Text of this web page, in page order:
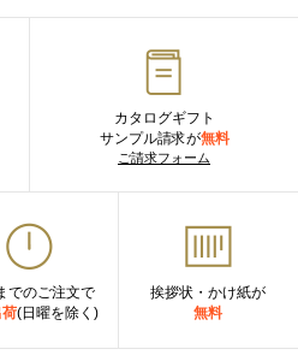
カタログギフト
サンプル請求が無料
ご請求フォーム
でのご注文で
荷(日曜を除く)
挨拶状・かけ紙が
無料